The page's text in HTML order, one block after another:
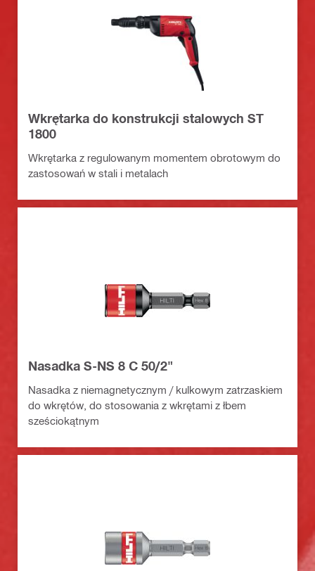
Wkrętarka do konstrukcji stalowych ST
1800
Wkrętarka z regulowanym momentem obrotowym do
zastosowań w stali i metalach
Nasadka S-NS 8 C 50/2"
Nasadka z niemagnetycznym / kulkowym zatrzaskiem
do wkrętów, do stosowania z wkrętami z łbem
sześciokątnym